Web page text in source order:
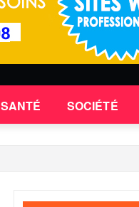
SANTÉ SOCIÉTÉ